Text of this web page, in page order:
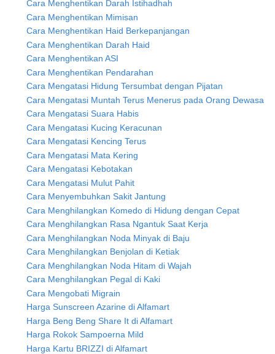
Cara Menghentikan Darah Istihadhah
Cara Menghentikan Mimisan
Cara Menghentikan Haid Berkepanjangan
Cara Menghentikan Darah Haid
Cara Menghentikan ASI
Cara Menghentikan Pendarahan
Cara Mengatasi Hidung Tersumbat dengan Pijatan
Cara Mengatasi Muntah Terus Menerus pada Orang Dewasa
Cara Mengatasi Suara Habis
Cara Mengatasi Kucing Keracunan
Cara Mengatasi Kencing Terus
Cara Mengatasi Mata Kering
Cara Mengatasi Kebotakan
Cara Mengatasi Mulut Pahit
Cara Menyembuhkan Sakit Jantung
Cara Menghilangkan Komedo di Hidung dengan Cepat
Cara Menghilangkan Rasa Ngantuk Saat Kerja
Cara Menghilangkan Noda Minyak di Baju
Cara Menghilangkan Benjolan di Ketiak
Cara Menghilangkan Noda Hitam di Wajah
Cara Menghilangkan Pegal di Kaki
Cara Mengobati Migrain
Harga Sunscreen Azarine di Alfamart
Harga Beng Beng Share It di Alfamart
Harga Rokok Sampoerna Mild
Harga Kartu BRIZZI di Alfamart